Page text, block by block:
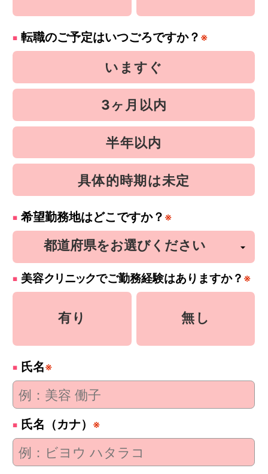
転職のご予定はいつごろですか？ ※
いますぐ
3ヶ月以内
半年以内
具体的時期は未定
希望勤務地はどこですか？ ※
美容クリニックでご勤務経験はありますか？ ※
有り 無し
氏名※
氏名（カナ） ※